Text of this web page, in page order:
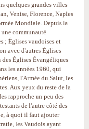
quelques grandes villes
Venise, Florence, Naples
Mondiale. Depuis la
communauté
; Églises vaudoises et
avec d'autres Églises
des Églises Évangéliques
les années 1960, qui
l'Armée du Salut, les
Aux yeux du reste de la
rapproche un peu des
de l'autre côté des
à quoi il faut ajouter
les Vaudois ayant